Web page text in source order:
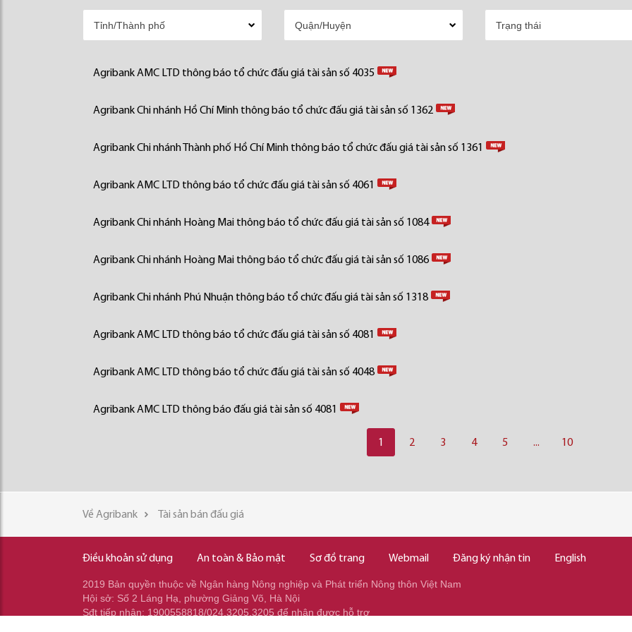
Agribank AMC LTD thông báo tổ chức đấu giá tài sản số 4035
Agribank Chi nhánh Hồ Chí Minh thông báo tổ chức đấu giá tài sản số 1362
Agribank Chi nhánh Thành phố Hồ Chí Minh thông báo tổ chức đấu giá tài sản số 1361
Agribank AMC LTD thông báo tổ chức đấu giá tài sản số 4061
Agribank Chi nhánh Hoàng Mai thông báo tổ chức đấu giá tài sản số 1084
Agribank Chi nhánh Hoàng Mai thông báo tổ chức đấu giá tài sản số 1086
Agribank Chi nhánh Phú Nhuận thông báo tổ chức đấu giá tài sản số 1318
Agribank AMC LTD thông báo tổ chức đấu giá tài sản số 4081
Agribank AMC LTD thông báo tổ chức đấu giá tài sản số 4048
Agribank AMC LTD thông báo đấu giá tài sản số 4081
1 2 3 4 5 ... 10
Về Agribank Tài sản bán đấu giá
Điều khoản sử dụng An toàn & Bảo mật Sơ đồ trang Webmail Đăng ký nhận tin English
2019 Bản quyền thuộc về Ngân hàng Nông nghiệp và Phát triển Nông thôn Việt Nam
Hội sở: Số 2 Láng Hạ, phường Giảng Võ, Hà Nội
Sđt tiếp nhận: 1900558818/024.3205.3205 để nhận được hỗ trợ